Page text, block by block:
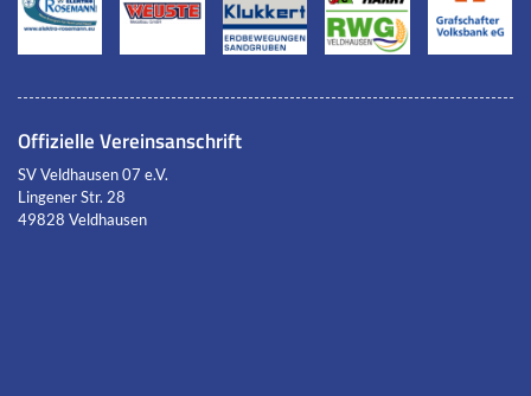
Offizielle Vereinsanschrift
SV Veldhausen 07 e.V.
Lingener Str. 28
49828 Veldhausen